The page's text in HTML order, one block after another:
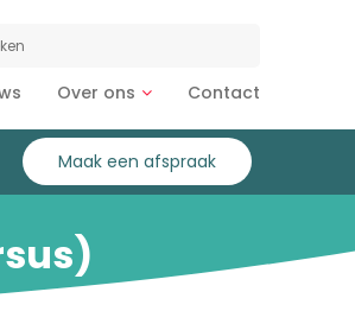
Over ons Contact
Maak een afspraak